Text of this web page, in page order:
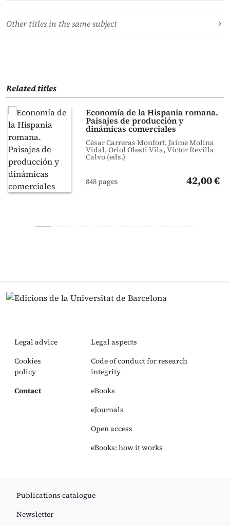
Other titles in the same subject
Related titles
Economía de la Hispania romana.
Paisajes de producción y
dinámicas comerciales
Cèsar Carreras Monfort, Jaime Molina
Vidal, Oriol Olesti Vila, Víctor Revilla
Calvo (eds.)
848 pages 42,00 €
Legal advice
Cookies
policy
Contact
Legal aspects
Code of conduct for research
integrity
eBooks
eJournals
Open access
eBooks: how it works
Publications catalogue
Newsletter